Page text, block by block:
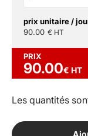
prix unitaire /
90.00 € HT
PRIX
90.00€ HT
Les quantités